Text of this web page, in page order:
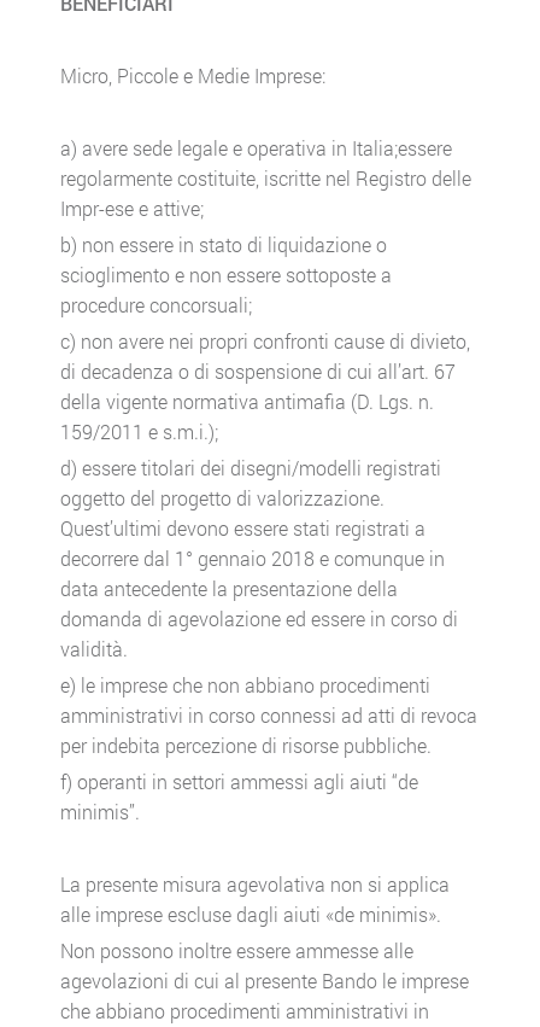
Micro, Piccole e Medie Imprese:
a) avere sede legale e operativa in Italia;essere
regolarmente costituite, iscritte nel Registro delle
Impr-ese e attive;
b) non essere in stato di liquidazione o
scioglimento e non essere sottoposte a
procedure concorsuali;
c) non avere nei propri confronti cause di divieto,
di decadenza o di sospensione di cui all’art. 67
della vigente normativa antimafia (D. Lgs. n.
159/2011 e s.m.i.);
d) essere titolari dei disegni/modelli registrati
oggetto del progetto di valorizzazione.
Quest’ultimi devono essere stati registrati a
decorrere dal 1° gennaio 2018 e comunque in
data antecedente la presentazione della
domanda di agevolazione ed essere in corso di
validità.
e) le imprese che non abbiano procedimenti
amministrativi in corso connessi ad atti di revoca
per indebita percezione di risorse pubbliche.
f) operanti in settori ammessi agli aiuti “de
minimis”.
La presente misura agevolativa non si applica
alle imprese escluse dagli aiuti «de minimis».
Non possono inoltre essere ammesse alle
agevolazioni di cui al presente Bando le imprese
che abbiano procedimenti amministrativi in